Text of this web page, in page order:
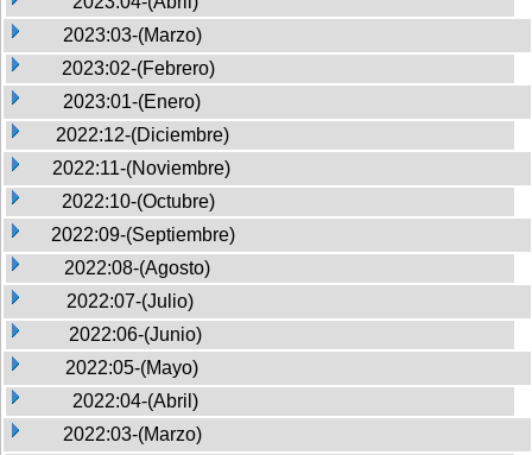
2023:03-(Marzo)
2023:02-(Febrero)
2023:01-(Enero)
2022:12-(Diciembre)
2022:11-(Noviembre)
2022:10-(Octubre)
2022:09-(Septiembre)
2022:08-(Agosto)
2022:07-(Julio)
2022:06-(Junio)
2022:05-(Mayo)
2022:04-(Abril)
2022:03-(Marzo)